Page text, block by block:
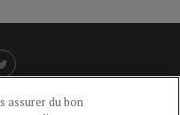
assurer du bon